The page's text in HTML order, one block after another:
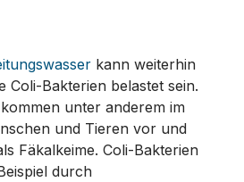
kann weiterhin
Coli-Bakterien belastet sein.
unter anderem im
und Tieren vor und
Fäkalkeime. Coli-Bakterien
durch